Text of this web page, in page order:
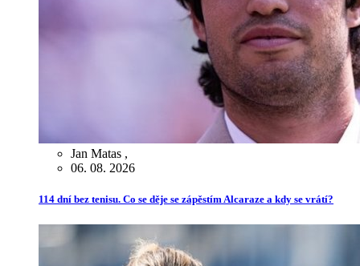
Jan Matas ,
06. 08. 2026
114 dní bez tenisu. Co se děje se zápěstím Alcaraze a kdy se vrátí?